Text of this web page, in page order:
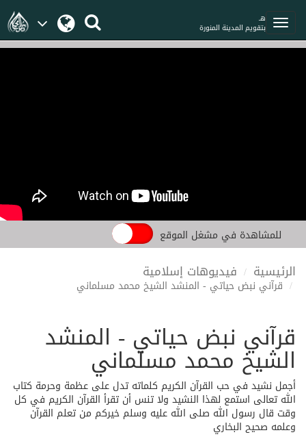
هـ
بتقويم المدينة المنورة
للمشاهدة في مشغل الموقع
الرئيسية فيديوهات إسلامية
قرآني نبض حياتي - المنشد الشيخ محمد مسلماني
قرآني نبض حياتي - المنشد
الشيخ محمد مسلماني
أجمل نشيد في حب القرآن الكريم كلماته تدل على عظمة وحرمة كتاب
الله تعالى استمع لهذا النشيد ولا تنس أن تقرأ القرآن الكريم في كل
وقت قال رسول الله صلى الله عليه وسلم خيركم من تعلم القرآن
وعلمه صحيح البخاري